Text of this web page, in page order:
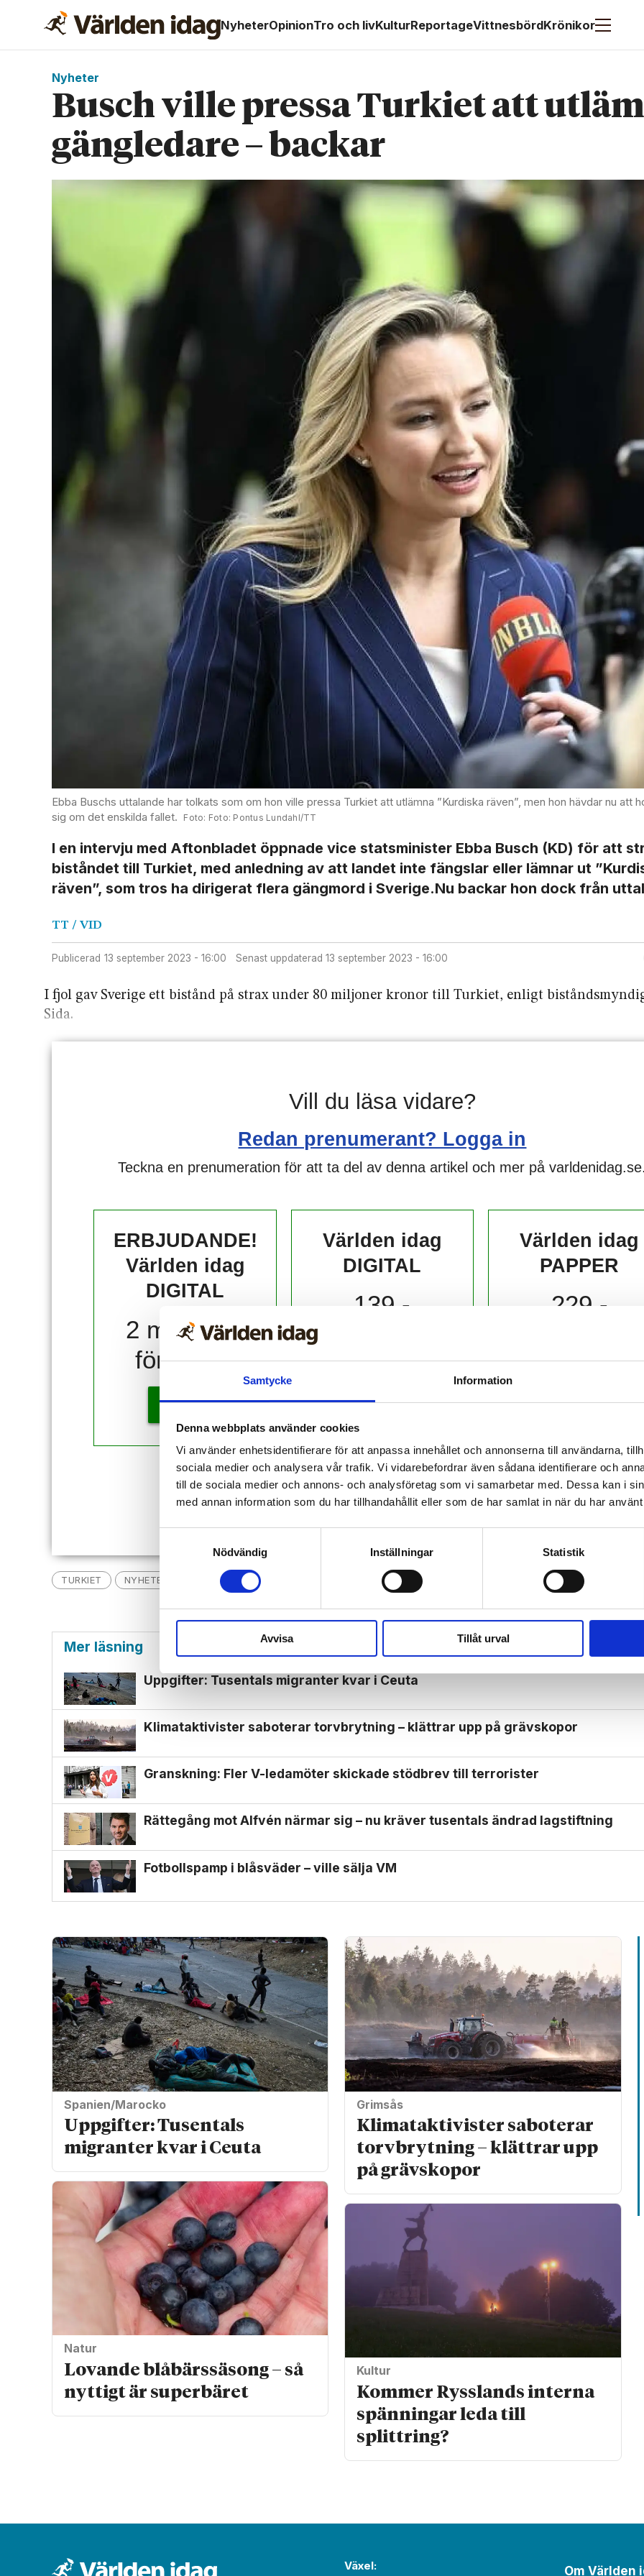
Samtycke Information
Denna webbplats använder cookies
Vi använder enhetsidentifierare för att anpassa innehållet och annonserna till användarna,
sociala medier och analysera vår trafik. Vi vidarebefordrar även sådana identifierare och
till de sociala medier och annons- och analysföretag som vi samarbetar med. Dessa kan i
med annan information som du har tillhandahållit eller som de har samlat in när du har
Nödvändig
Inställningar Statistik
Avvisa Tillåt urval
NyheterOpinionTro och livKulturReportageVittnesbördKrönikor
Nyheter
Busch ville pressa Turkiet att
gängledare – backar
Ebba Buschs uttalande har tolkats som om hon ville pressa Turkiet att utlämna ”Kurdiska räven”, men hon hävdar nu att
sig om det enskilda fallet.
Foto: Pontus Lundahl/TT
I en intervju med Aftonbladet öppnade vice statsminister Ebba Busch (KD) för att
biståndet till Turkiet, med anledning av att landet inte fängslar eller lämnar ut
räven”, som tros ha dirigerat flera gängmord i Sverige.Nu backar hon dock från
TT / VID
Publicerad 13 september 2023 - 16:00 Senast uppdaterad 13 september 2023 - 16:00
I fjol gav Sverige ett bistånd på strax under 80 miljoner kronor till Turkiet, enligt
Sida.
Vill du läsa vidare?
Redan prenumerant? Logga in
Teckna en prenumeration för att ta del av denna artikel och mer på varldenidag.se.
ERBJUDANDE!
Världen idag
DIGITAL
2 månader
för 10 kr!
KÖP
Världen idag
DIGITAL
139,-
Världen idag
PAPPER
229,-
Redan prenumerant? Logga in
Mina Sidor
TURKIET NYHETER KURDISKA RÄVEN BISTÅND. GÄNGLEDARE
Mer läsning
Uppgifter: Tusentals migranter kvar i Ceuta
Klimat­aktivister saboterar torv­brytning – klättrar upp på gräv­skopor
Granskning: Fler V-ledamöter skickade stödbrev till terrorister
Rättegång mot Alfvén närmar sig – nu kräver tusentals ändrad lagstiftning
Fotbollspamp i blåsväder – ville sälja VM
Spanien/Marocko
Uppgifter: Tusentals
migranter kvar i Ceuta
Natur
Lovande blåbärssäsong – så
nyttigt är superbäret
Grimsås
Klimat­aktivister saboterar
torv­brytning – klättrar upp
på gräv­skopor
Kultur
Kommer Rysslands interna
spänningar leda till
splittring?
Växel:
Om Världen